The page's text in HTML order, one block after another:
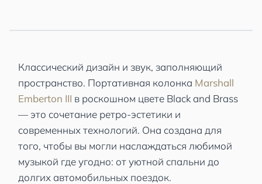
Классический дизайн и звук, заполняющий
пространство. Портативная колонка Marshall
Emberton III в роскошном цвете Black and Brass
— это сочетание ретро-эстетики и
современных технологий. Она создана для
того, чтобы вы могли наслаждаться любимой
музыкой где угодно: от уютной спальни до
долгих автомобильных поездок.